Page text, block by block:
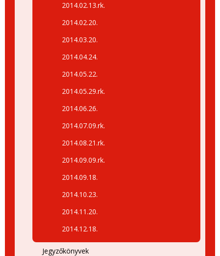
2014.02.13.rk.
2014.02.20.
2014.03.20.
2014.04.24.
2014.05.22.
2014.05.29.rk.
2014.06.26.
2014.07.09.rk.
2014.08.21.rk.
2014.09.09.rk.
2014.09.18.
2014.10.23.
2014.11.20.
2014.12.18.
Jegyzőkönyvek